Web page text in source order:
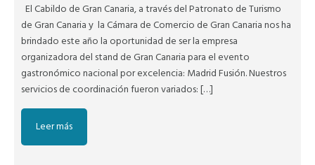
El Cabildo de Gran Canaria, a través del Patronato de Turismo
de Gran Canaria y la Cámara de Comercio de Gran Canaria nos ha
brindado este año la oportunidad de ser la empresa
organizadora del stand de Gran Canaria para el evento
gastronómico nacional por excelencia: Madrid Fusión. Nuestros
servicios de coordinación fueron variados: […]
Leer más